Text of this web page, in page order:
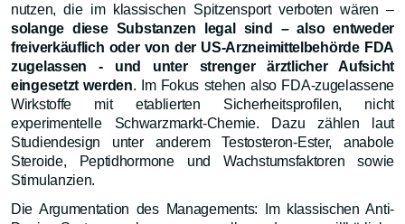
nutzen, die im klassischen Spitzensport verboten wären –
solange diese Substanzen legal sind – also entweder
freiverkäuflich oder von der US-Arzneimittelbehörde FDA
zugelassen - und unter strenger ärztlicher Aufsicht
eingesetzt werden. Im Fokus stehen also FDA-zugelassene
Wirkstoffe mit etablierten Sicherheitsprofilen, nicht
experimentelle Schwarzmarkt-Chemie. Dazu zählen laut
Studiendesign unter anderem Testosteron-Ester, anabole
Steroide, Peptidhormone und Wachstumsfaktoren sowie
Stimulanzien.
Die Argumentation des Managements: Im klassischen Anti-